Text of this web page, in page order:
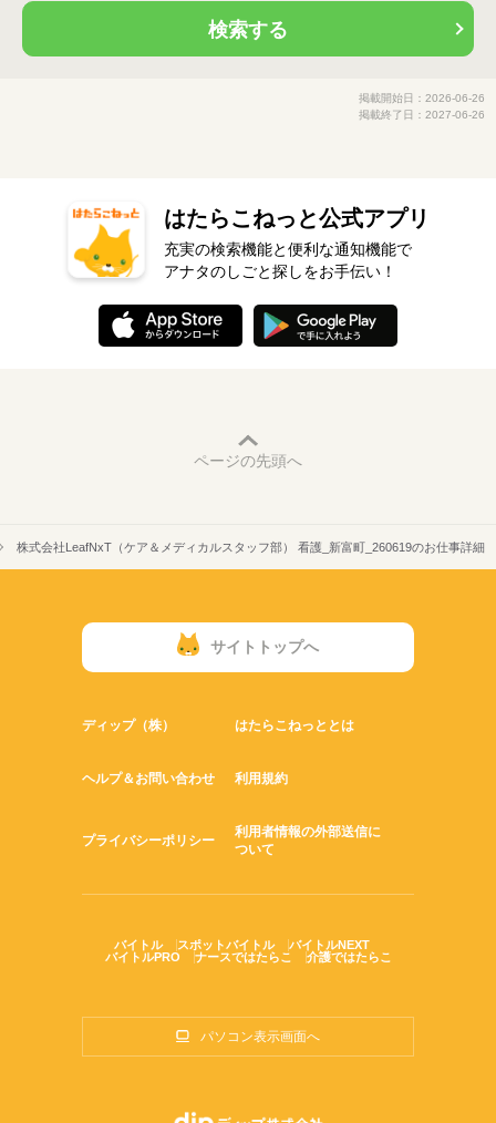
検索する
掲載開始日：2026-06-26
掲載終了日：2027-06-26
はたらこねっと公式アプリ
充実の検索機能と便利な通知機能で
アナタのしごと探しをお手伝い！
ページの先頭へ
株式会社LeafNxT（ケア＆メディカルスタッフ部） 看護_新富町_260619のお仕事詳細
サイトトップへ
ディップ（株） はたらこねっととは
ヘルプ＆お問い合わせ 利用規約
プライバシーポリシー
利用者情報の外部送信に
ついて
バイトル スポットバイトル
バイトルNEXT
バイトルPRO
ナースではたらこ 介護ではたらこ
パソコン表示画面へ